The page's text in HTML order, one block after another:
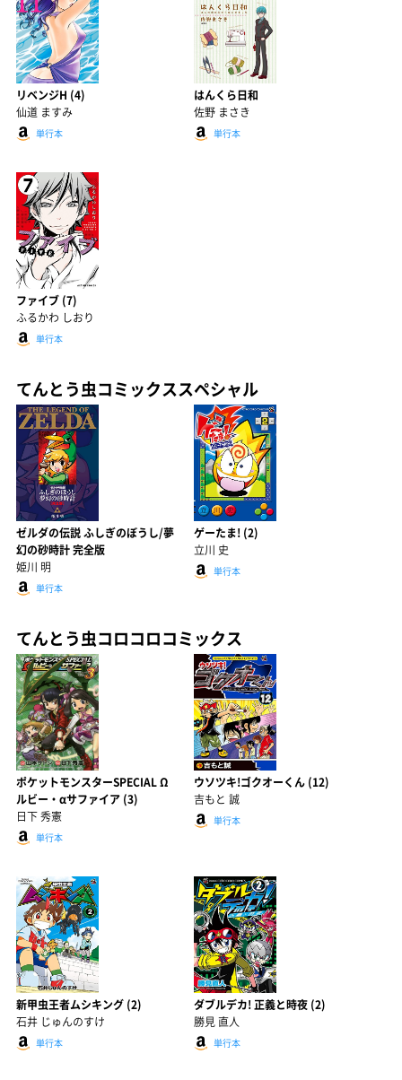
リベンジH (4)
仙道 ますみ
単行本
はんくら日和
佐野 まさき
単行本
ファイブ (7)
ふるかわ しおり
単行本
てんとう虫コミックススペシャル
ゼルダの伝説 ふしぎのぼうし/夢
幻の砂時計 完全版
姫川 明
単行本
ゲーたま! (2)
立川 史
単行本
てんとう虫コロコロコミックス
ポケットモンスターSPECIAL Ω
ルビー・αサファイア (3)
日下 秀憲
単行本
ウソツキ!ゴクオーくん (12)
吉もと 誠
単行本
新甲虫王者ムシキング (2)
石井 じゅんのすけ
単行本
ダブルデカ! 正義と時夜 (2)
勝見 直人
単行本